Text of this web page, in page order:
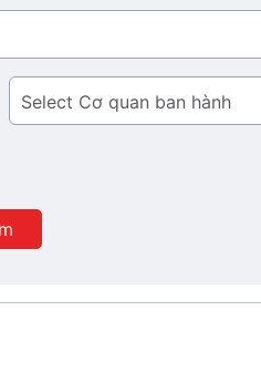
Cơ
quan